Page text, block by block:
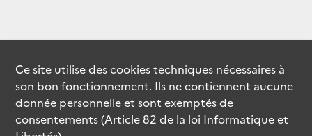
Ce site utilise descookiestechniques nécessaires à
son bon fonctionnement. Ils ne contiennent aucune
donnée personnelle et sont exemptés de
consentements (Article 82 de la loi Informatique et